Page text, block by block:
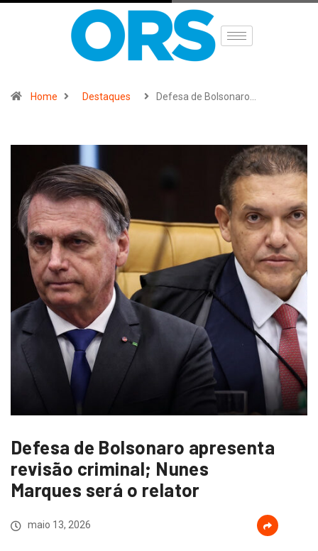
Home Destaques Defesa de Bolsonaro…
Defesa de Bolsonaro apresenta
revisão criminal; Nunes
Marques será o relator
maio 13, 2026